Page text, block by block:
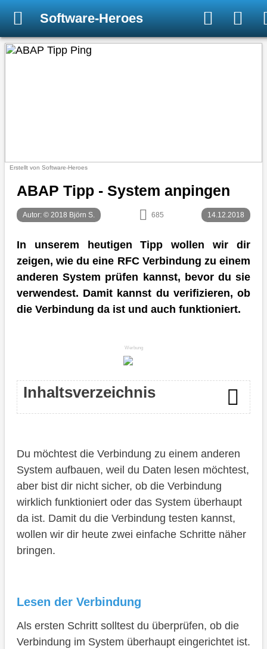
Software-Heroes
Erstellt von Software-Heroes
ABAP Tipp - System anpingen
Autor: © 2018 Björn S. 685 14.12.2018
In unserem heutigen Tipp wollen wir dir
zeigen, wie du eine RFC Verbindung zu einem
anderen System prüfen kannst, bevor du sie
verwendest. Damit kannst du verifizieren, ob
die Verbindung da ist und auch funktioniert.
Werbung
Inhaltsverzeichnis
Verbindung prüfen
Fazit
Du möchtest die Verbindung zu einem anderen
System aufbauen, weil du Daten lesen möchtest,
aber bist dir nicht sicher, ob die Verbindung
wirklich funktioniert oder das System überhaupt
da ist. Damit du die Verbindung testen kannst,
wollen wir dir heute zwei einfache Schritte näher
bringen.
Lesen der Verbindung
Als ersten Schritt solltest du überprüfen, ob die
Verbindung im System überhaupt eingerichtet ist.